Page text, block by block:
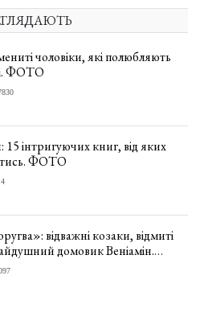
чоловіки, які полюбляють
ФОТО
інтригуючих книг, від яких
ФОТО
відважні козаки, відмиті
домовик Веніамін.